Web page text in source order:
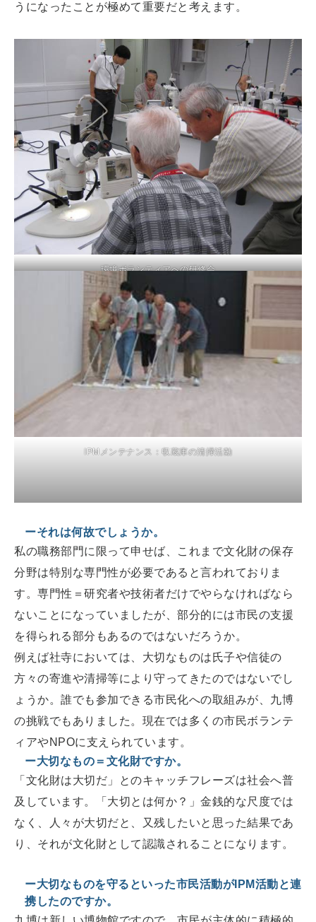
うになったことが極めて重要だと考えます。
環境ボランティアへの研修会
IPMメンテナンス：収蔵庫の清掃活動
ーそれは何故でしょうか。
私の職務部門に限って申せば、これまで文化財の保存
分野は特別な専門性が必要であると言われておりま
す。専門性＝研究者や技術者だけでやらなければなら
ないことになっていましたが、部分的には市民の支援
を得られる部分もあるのではないだろうか。
例えば社寺においては、大切なものは氏子や信徒の
方々の寄進や清掃等により守ってきたのではないでし
ょうか。誰でも参加できる市民化への取組みが、九博
の挑戦でもありました。現在では多くの市民ボランテ
ィアやNPOに支えられています。
ー大切なもの＝文化財ですか。
「文化財は大切だ」とのキャッチフレーズは社会へ普
及しています。「大切とは何か？」金銭的な尺度では
なく、人々が大切だと、又残したいと思った結果であ
り、それが文化財として認識されることになります。
ー大切なものを守るといった市民活動がIPM活動と連
携したのですか。